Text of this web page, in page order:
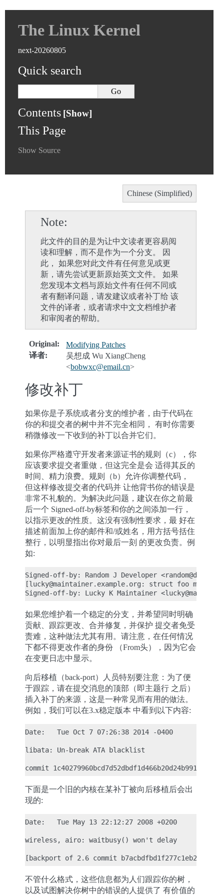
The Linux Kernel
next-20260805
Quick search
Contents
This Page
Show Source
Chinese (Simplified)
Note
此文件的目的是为让中文读者更容易阅
读和理解，而不是作为一个分支。 因
此， 如果您对此文件有任何意见或更
新，请先尝试更新原始英文文件。 如果
您发现本文档与原始文件有任何不同或
者有翻译问题，请发建议或者补丁给 该
文件的译者，或者请求中文文档维护者
和审阅者的帮助。
Original:
Modifying Patches
译者:
吴想成 Wu XiangCheng
<bobwxc@email.cn>
修改补丁
如果你是子系统或者分支的维护者，由于代码在
你的和提交者的树中并不完全相同， 有时你需要
稍微修改一下收到的补丁以合并它们。
如果你严格遵守开发者来源证书的规则（c），你
应该要求提交者重做，但这完全是会 适得其反的
时间、精力浪费。规则（b）允许你调整代码，
但这样修改提交者的代码并 让他背书你的错误是
非常不礼貌的。为解决此问题，建议在你之前最
后一个 Signed-off-by标签和你的之间添加一行，
以指示更改的性质。这没有强制性要求，最 好在
描述前面加上你的邮件和/或姓名，用方括号括住
整行，以明显指出你对最后一刻 的更改负责。例
如:
Signed-off-by: Random J Developer
[lucky@maintainer.example.org: struct foo moved
如果您维护着一个稳定的分支，并希望同时明确
贡献、跟踪更改、合并修复，并保护 提交者免受
责难，这种做法尤其有用。请注意，在任何情况
下都不得更改作者的身份 （From头），因为它会
在变更日志中显示。
向后移植（back-port）人员特别要注意：为了便
于跟踪，请在提交消息的顶部（即主题行 之后）
插入补丁的来源，这是一种常见而有用的做法。
例如，我们可以在3.x稳定版本 中看到以下内容:
Date:   Tue Oct 7 07:26:38 2014 -0400
libata: Un-break ATA blacklist
下面是一个旧的内核在某补丁被向后移植后会出
现的:
Date:   Tue May 13 22:12:27 2008 +0200
wireless, airo: waitbusy() won't delay
不管什么格式，这些信息都为人们跟踪你的树，
以及试图解决你树中的错误的人提供了 有价值的